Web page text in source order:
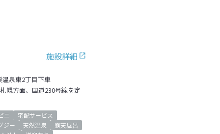
施設詳細
泉東2丁目下車
幌方面、国道230号線を定
ニ
宅配サービス
ジー
天然温泉
露天風呂